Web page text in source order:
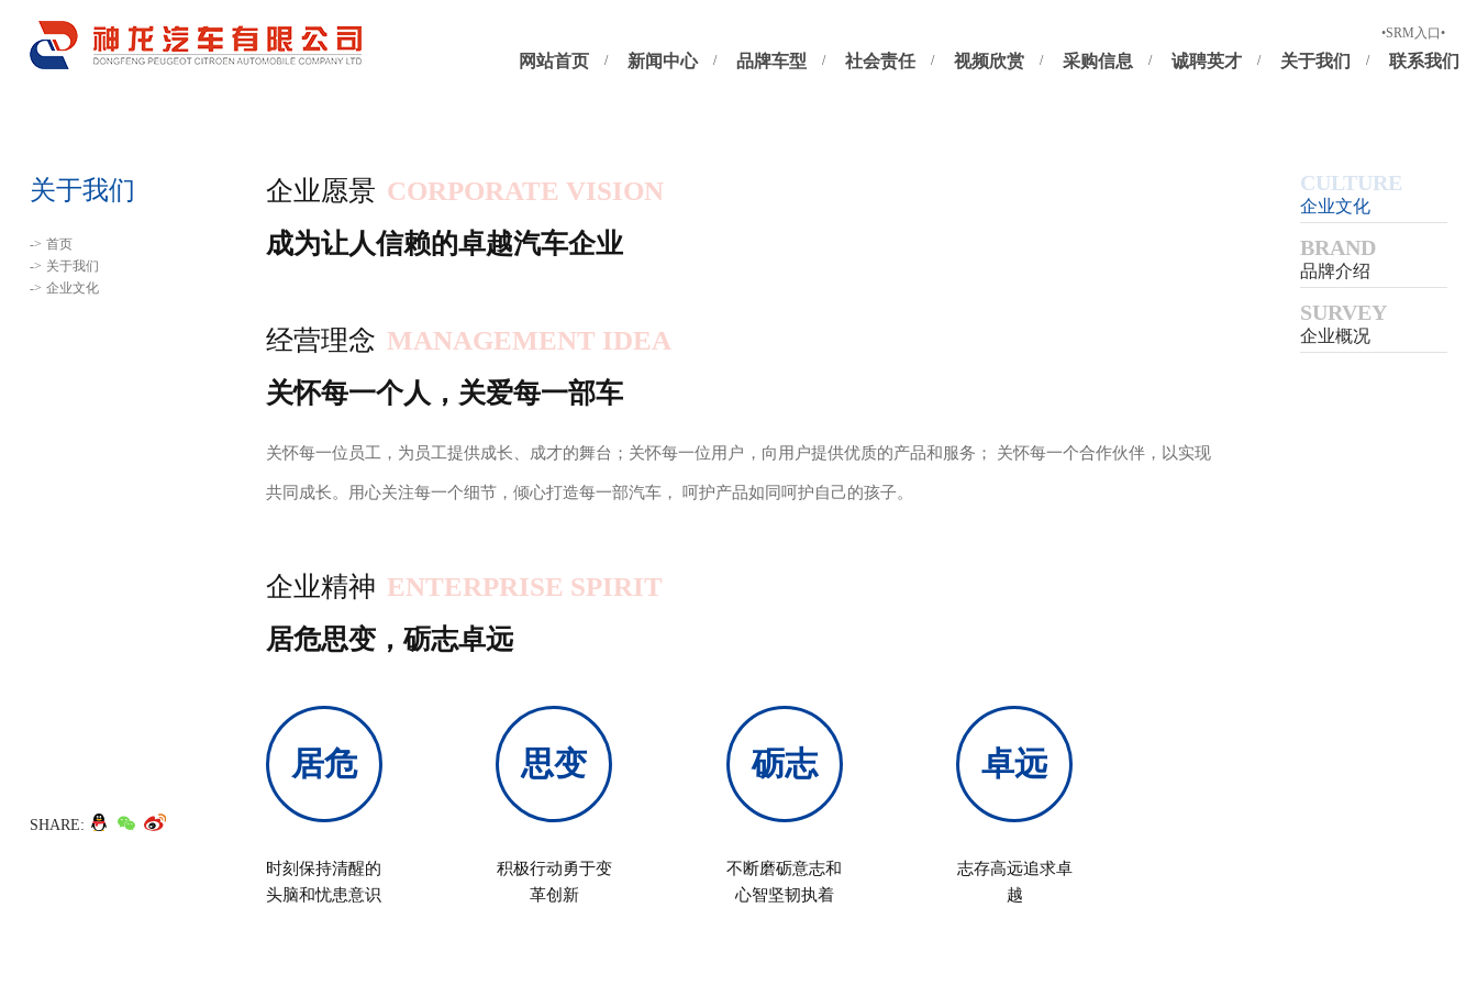
正式供应商及潜在供应商登录
•SRM入口•
网站首页 新闻中心 品牌车型 社会责任 视频欣赏 采购信息 诚聘英才 关于我们 联系我们
关于我们
-> 首页
-> 关于我们
-> 企业文化
SHARE:
企业愿景 CORPORATE VISION
成为让人信赖的卓越汽车企业
经营理念 MANAGEMENT IDEA
关怀每一个人，关爱每一部车
关怀每一位员工，为员工提供成长、成才的舞台；关怀每一位用户，向用户提供优质的产品和服务； 关怀每一个合作伙伴，以实现
共同成长。用心关注每一个细节，倾心打造每一部汽车， 呵护产品如同呵护自己的孩子。
企业精神 ENTERPRISE SPIRIT
居危思变，砺志卓远
居危
时刻保持清醒的
头脑和忧患意识
思变
积极行动勇于变
革创新
砺志
不断磨砺意志和
心智坚韧执着
卓远
志存高远追求卓
越
CULTURE
企业文化
BRAND
品牌介绍
SURVEY
企业概况